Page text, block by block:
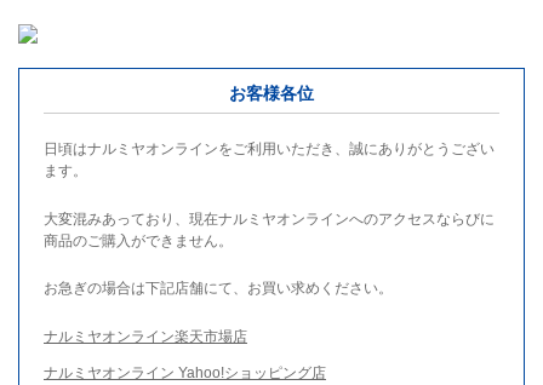
お客様各位
日頃はナルミヤオンラインをご利用いただき、誠にありがとうござい
ます。
大変混みあっており、現在ナルミヤオンラインへのアクセスならびに
商品のご購入ができません。
お急ぎの場合は下記店舗にて、お買い求めください。
ナルミヤオンライン楽天市場店
ナルミヤオンライン Yahoo!ショッピング店